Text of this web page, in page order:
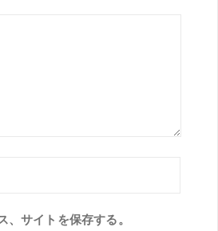
サイトを保存する。